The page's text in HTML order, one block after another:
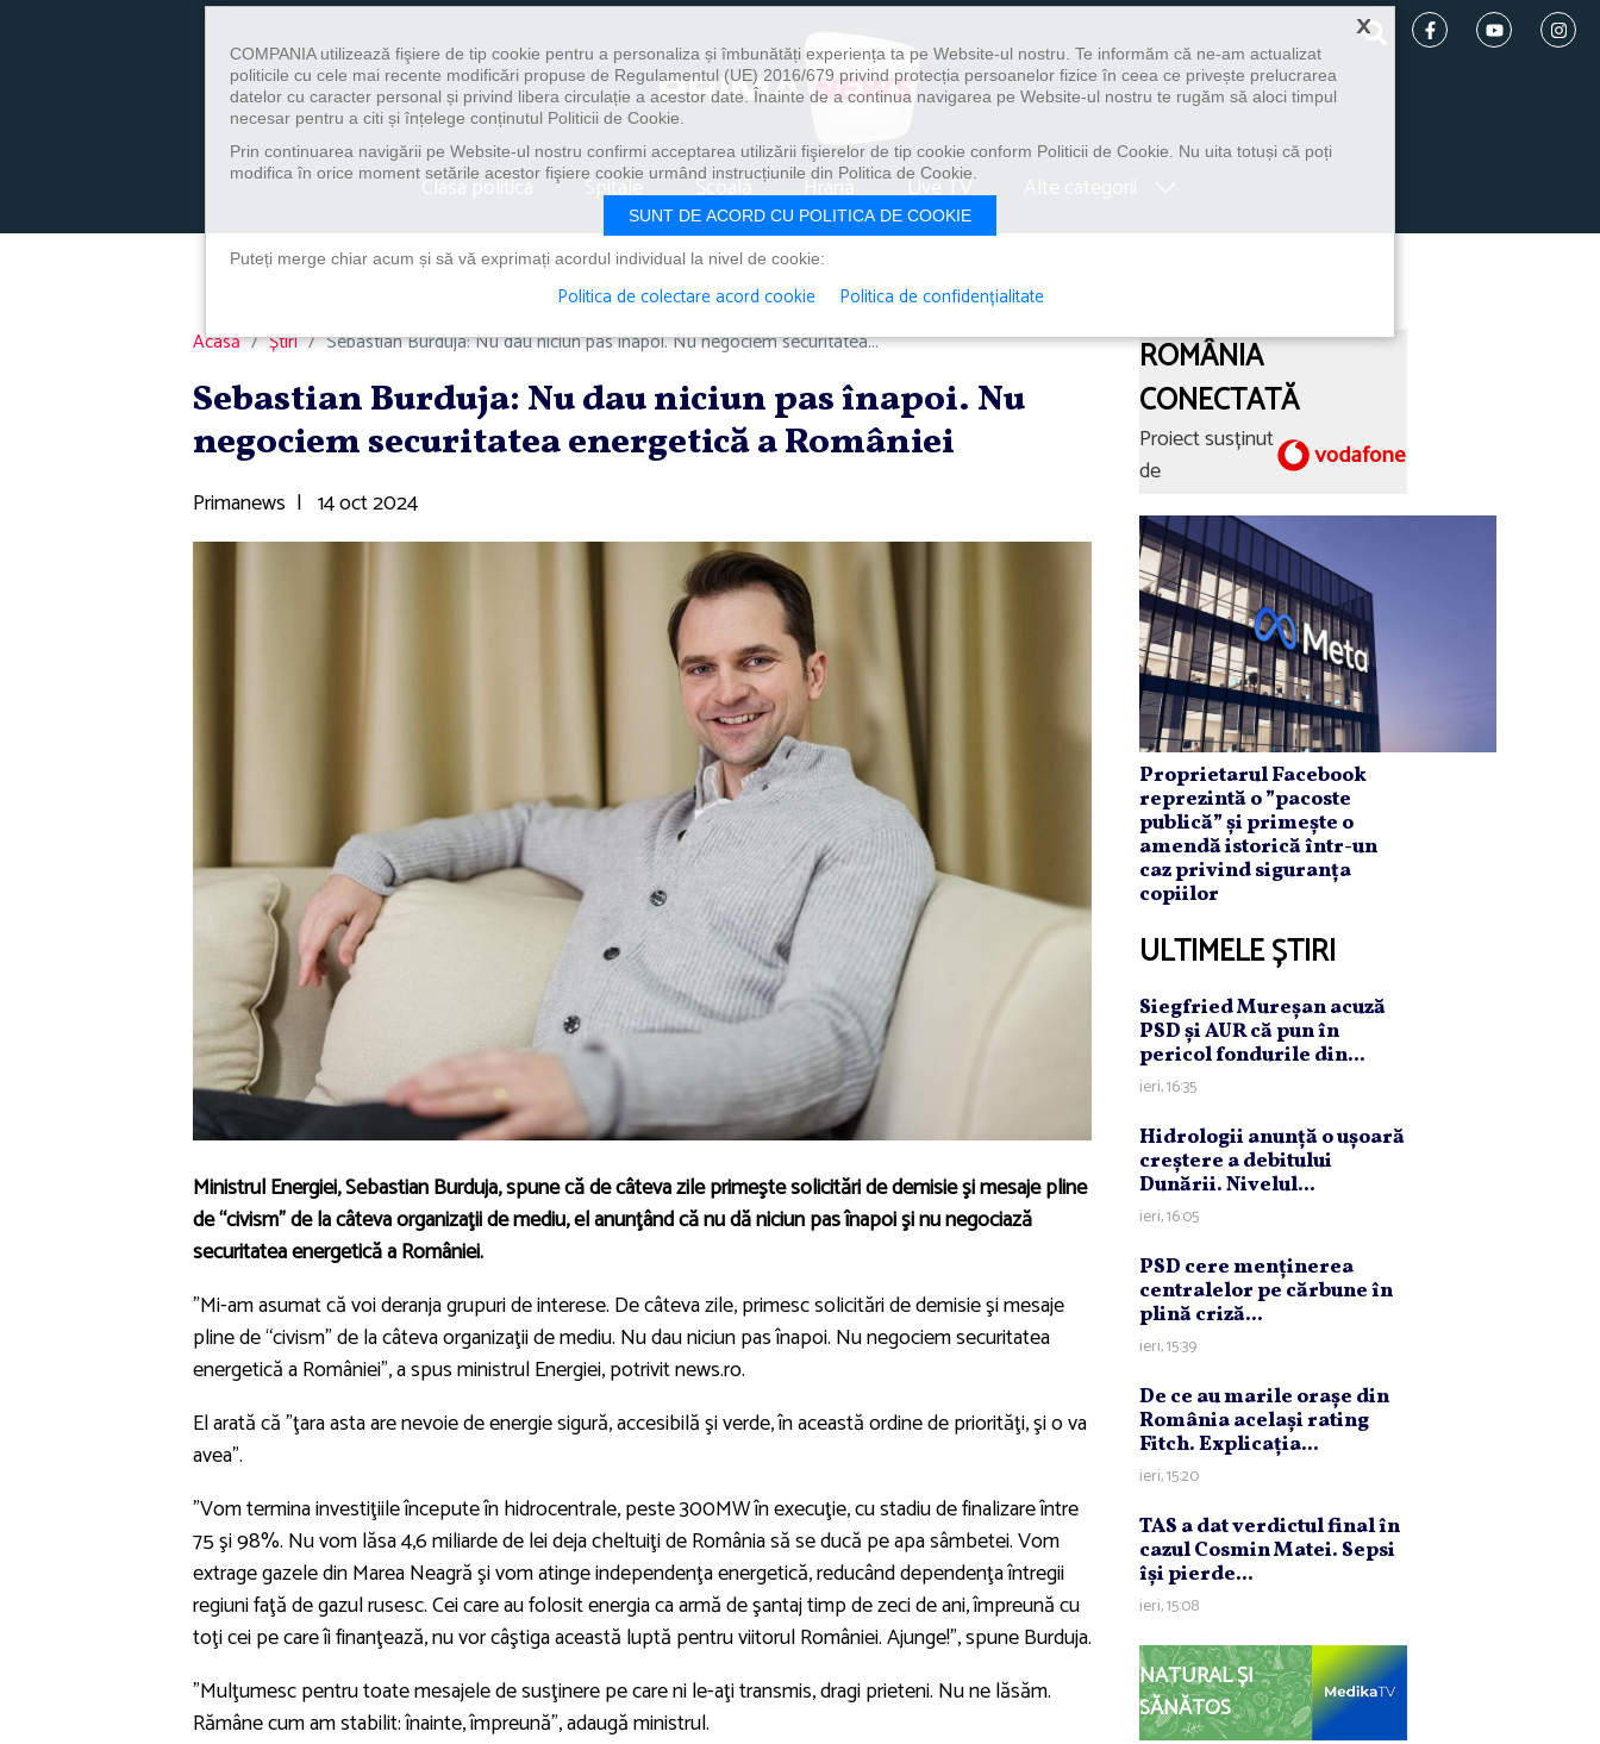
Clasa politica Spitale Școală Hrană Live TV
Acasă Știri Sebastian Burduja: Nu dau niciun pas înapoi. Nu negociem securitatea...
Sebastian Burduja: Nu dau niciun pas înapoi. Nu
negociem securitatea energetică a României
Primanews | 14 oct 2024
Ministrul Energiei, Sebastian Burduja, spune că de câteva zile primeşte solicitări de demisie şi mesaje pline
de “civism” de la câteva organizaţii de mediu, el anunţând că nu dă niciun pas înapoi şi nu negociază
securitatea energetică a României.
”Mi-am asumat că voi deranja grupuri de interese. De câteva zile, primesc solicitări de demisie şi mesaje
pline de “civism” de la câteva organizaţii de mediu. Nu dau niciun pas înapoi. Nu negociem securitatea
energetică a României”, a spus ministrul Energiei, potrivit news.ro.
El arată că ”ţara asta are nevoie de energie sigură, accesibilă şi verde, în această ordine de priorităţi, şi o va
avea”.
”Vom termina investiţiile începute în hidrocentrale, peste 300MW în execuţie, cu stadiu de finalizare între
75 şi 98%. Nu vom lăsa 4,6 miliarde de lei deja cheltuiţi de România să se ducă pe apa sâmbetei. Vom
extrage gazele din Marea Neagră şi vom atinge independenţa energetică, reducând dependenţa întregii
regiuni faţă de gazul rusesc. Cei care au folosit energia ca armă de şantaj timp de zeci de ani, împreună cu
toţi cei pe care îi finanţează, nu vor câştiga această luptă pentru viitorul României. Ajunge!”, spune Burduja.
”Mulţumesc pentru toate mesajele de susţinere pe care ni le-aţi transmis, dragi prieteni. Nu ne lăsăm.
Rămâne cum am stabilit: înainte, împreună”, adaugă ministrul.
ROMÂNIA
CONECTATĂ
Proiect susținut
de
Proprietarul Facebook
reprezintă o ”pacoste
publică” și primește o
amendă istorică într-un
caz privind siguranța
copiilor
ULTIMELE ȘTIRI
Siegfried Mureşan acuză
PSD şi AUR că pun în
pericol fondurile din...
ieri, 16:35
Hidrologii anunţă o uşoară
creştere a debitului
Dunării. Nivelul...
ieri, 16:05
PSD cere menţinerea
centralelor pe cărbune în
plină criză...
ieri, 15:39
De ce au marile oraşe din
România acelaşi rating
Fitch. Explicaţia...
ieri, 15:20
TAS a dat verdictul final în
cazul Cosmin Matei. Sepsi
îşi pierde...
ieri, 15:08
NATURAL ȘI
SĂNĂTOS
×
COMPANIA utilizează fişiere de tip cookie pentru a personaliza și îmbunătăți experiența ta pe Website-ul nostru. Te informăm că ne-am actualizat
politicile cu cele mai recente modificări propuse de Regulamentul (UE) 2016/679 privind protecția persoanelor fizice în ceea ce privește prelucrarea
datelor cu caracter personal și privind libera circulație a acestor date. Înainte de a continua navigarea pe Website-ul nostru te rugăm să aloci timpul
necesar pentru a citi și înțelege conținutul Politicii de Cookie.
Prin continuarea navigării pe Website-ul nostru confirmi acceptarea utilizării fişierelor de tip cookie conform Politicii de Cookie. Nu uita totuși că poți
modifica în orice moment setările acestor fişiere cookie urmând instrucțiunile din Politica de Cookie.
SUNT DE ACORD CU POLITICA DE COOKIE
Puteți merge chiar acum și să vă exprimați acordul individual la nivel de cookie:
Politica de colectare acord cookie Politica de confidențialitate